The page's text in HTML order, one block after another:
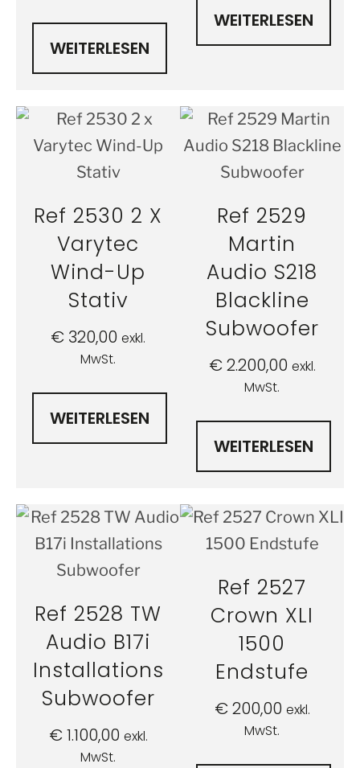
WEITERLESEN
WEITERLESEN
Ref 2530 2 X
Varytec
Wind-Up
Stativ
€ 320,00 exkl.
MwSt.
WEITERLESEN
Ref 2529
Martin
Audio S218
Blackline
Subwoofer
€2.200,00 exkl.
MwSt.
WEITERLESEN
Ref 2528 TW
Audio B17i
Installations
Subwoofer
€1.100,00 exkl.
MwSt.
Ref 2527
Crown XLI
1500
Endstufe
€200,00 exkl.
MwSt.